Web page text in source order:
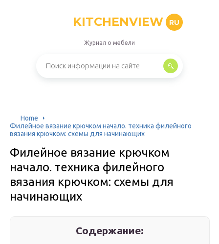
KITCHENVIEW RU
Журнал о мебели
Home
Филейное вязание крючком начало. техника филейного
вязания крючком: схемы для начинающих
Филейное вязание крючком
начало. техника филейного
вязания крючком: схемы для
начинающих
Содержание: